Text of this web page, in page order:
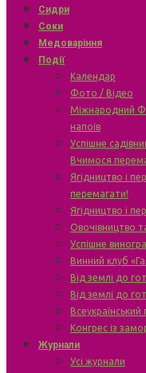
Сидри
Соки
Медоваріння
Події
Календар
Фото / Відео
Міжнародний
напоїв
Успішне
Вчимося
Ягідництво і
перемагати!
Ягідництво і
Овочівництво
Успішне
Винний клуб
Від землі до
Від землі до
Конгрес із
Журнали
Усі журнали